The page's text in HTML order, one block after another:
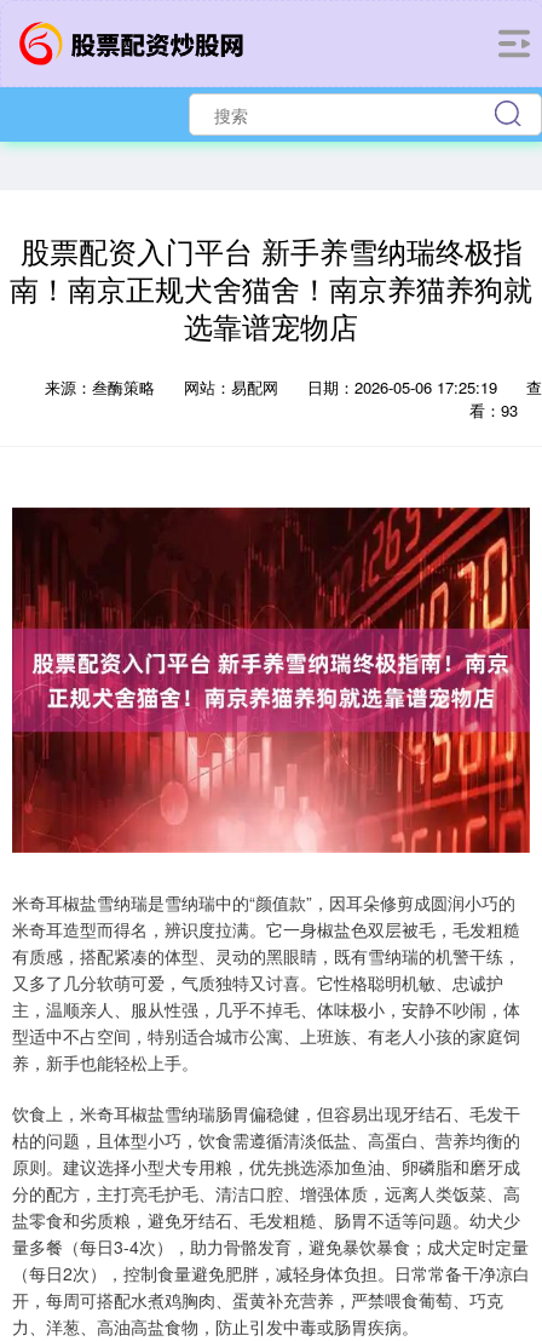
股票配资入门平台 新手养雪纳瑞终极指
南！南京正规犬舍猫舍！南京养猫养狗就
选靠谱宠物店
来源：叁酶策略 网站：易配网 日期：2026-05-06 17:25:19
查
看：93
米奇耳椒盐雪纳瑞是雪纳瑞中的“颜值款”，因耳朵修剪成圆润小巧的
米奇耳造型而得名，辨识度拉满。它一身椒盐色双层被毛，毛发粗糙
有质感，搭配紧凑的体型、灵动的黑眼睛，既有雪纳瑞的机警干练，
又多了几分软萌可爱，气质独特又讨喜。它性格聪明机敏、忠诚护
主，温顺亲人、服从性强，几乎不掉毛、体味极小，安静不吵闹，体
型适中不占空间，特别适合城市公寓、上班族、有老人小孩的家庭饲
养，新手也能轻松上手。
饮食上，米奇耳椒盐雪纳瑞肠胃偏稳健，但容易出现牙结石、毛发干
枯的问题，且体型小巧，饮食需遵循清淡低盐、高蛋白、营养均衡的
原则。建议选择小型犬专用粮，优先挑选添加鱼油、卵磷脂和磨牙成
分的配方，主打亮毛护毛、清洁口腔、增强体质，远离人类饭菜、高
盐零食和劣质粮，避免牙结石、毛发粗糙、肠胃不适等问题。幼犬少
量多餐（每日3-4次），助力骨骼发育，避免暴饮暴食；成犬定时定量
（每日2次），控制食量避免肥胖，减轻身体负担。日常常备干净凉白
开，每周可搭配水煮鸡胸肉、蛋黄补充营养，严禁喂食葡萄、巧克
力、洋葱、高油高盐食物，防止引发中毒或肠胃疾病。